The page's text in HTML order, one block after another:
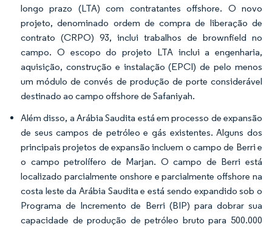
longo prazo (LTA) com contratantes offshore. O novo
projeto, denominado ordem de compra de liberação de
contrato (CRPO) 93, inclui trabalhos de brownfield no
campo. O escopo do projeto LTA inclui a engenharia,
aquisição, construção e instalação (EPCI) de pelo menos
um módulo de convés de produção de porte considerável
destinado ao campo offshore de Safaniyah.
Além disso, a Arábia Saudita está em processo de expansão
de seus campos de petróleo e gás existentes. Alguns dos
principais projetos de expansão incluem o campo de Berri e
o campo petrolífero de Marjan. O campo de Berri está
localizado parcialmente onshore e parcialmente offshore na
costa leste da Arábia Saudita e está sendo expandido sob o
Programa de Incremento de Berri (BIP) para dobrar sua
capacidade de produção de petróleo bruto para 500.000